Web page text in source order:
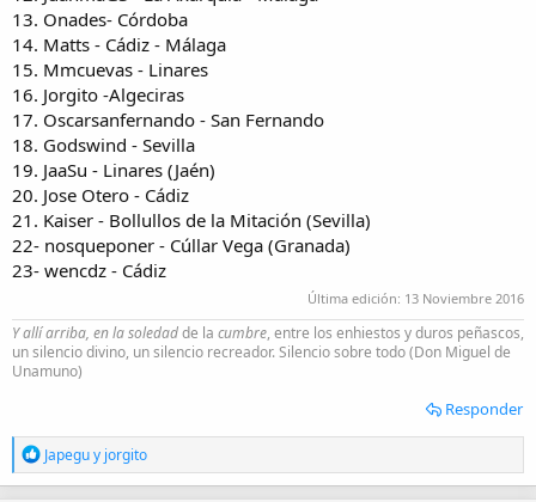
13. Onades- Córdoba
14. Matts - Cádiz - Málaga
15. Mmcuevas - Linares
16. Jorgito -Algeciras
17. Oscarsanfernando - San Fernando
18. Godswind - Sevilla
19. JaaSu - Linares (Jaén)
20. Jose Otero - Cádiz
21. Kaiser - Bollullos de la Mitación (Sevilla)
22- nosqueponer - Cúllar Vega (Granada)
23- wencdz - Cádiz
Última edición: 13 Noviembre 2016
Y allí arriba, en la soledadde la cumbre, entre los enhiestos y duros peñascos,
un silencio divino, un silencio recreador. Silencio sobre todo (Don Miguel de
Unamuno)
Responder
R
e
a
Japeguy jorgito